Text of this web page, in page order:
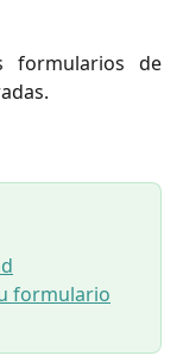
formularios de
formulario